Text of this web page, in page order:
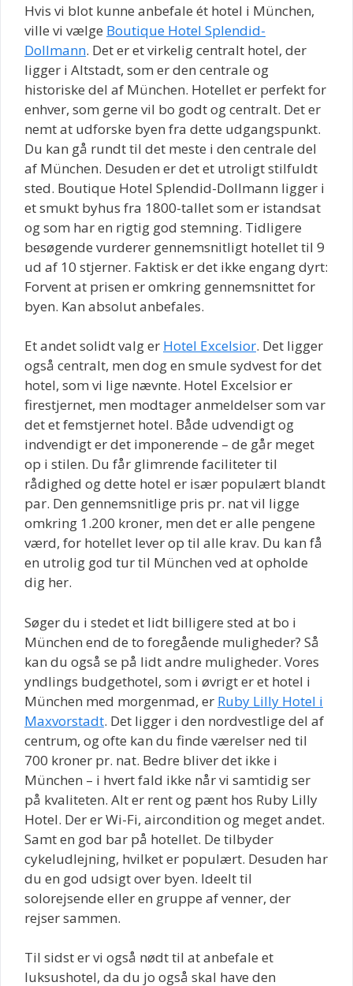
Hvis vi blot kunne anbefale ét hotel i München,
ville vi vælge Boutique Hotel Splendid-
Dollmann. Det er et virkelig centralt hotel, der
ligger i Altstadt, som er den centrale og
historiske del af München. Hotellet er perfekt for
enhver, som gerne vil bo godt og centralt. Det er
nemt at udforske byen fra dette udgangspunkt.
Du kan gå rundt til det meste i den centrale del
af München. Desuden er det et utroligt stilfuldt
sted. Boutique Hotel Splendid-Dollmann ligger i
et smukt byhus fra 1800-tallet som er istandsat
og som har en rigtig god stemning. Tidligere
besøgende vurderer gennemsnitligt hotellet til 9
ud af 10 stjerner. Faktisk er det ikke engang dyrt:
Forvent at prisen er omkring gennemsnittet for
byen. Kan absolut anbefales.
Et andet solidt valg er Hotel Excelsior. Det ligger
også centralt, men dog en smule sydvest for det
hotel, som vi lige nævnte. Hotel Excelsior er
firestjernet, men modtager anmeldelser som var
det et femstjernet hotel. Både udvendigt og
indvendigt er det imponerende – de går meget
op i stilen. Du får glimrende faciliteter til
rådighed og dette hotel er især populært blandt
par. Den gennemsnitlige pris pr. nat vil ligge
omkring 1.200 kroner, men det er alle pengene
værd, for hotellet lever op til alle krav. Du kan få
en utrolig god tur til München ved at opholde
dig her.
Søger du i stedet et lidt billigere sted at bo i
München end de to foregående muligheder? Så
kan du også se på lidt andre muligheder. Vores
yndlings budgethotel, som i øvrigt er et hotel i
München med morgenmad, er Ruby Lilly Hotel i
Maxvorstadt. Det ligger i den nordvestlige del af
centrum, og ofte kan du finde værelser ned til
700 kroner pr. nat. Bedre bliver det ikke i
München – i hvert fald ikke når vi samtidig ser
på kvaliteten. Alt er rent og pænt hos Ruby Lilly
Hotel. Der er Wi-Fi, aircondition og meget andet.
Samt en god bar på hotellet. De tilbyder
cykeludlejning, hvilket er populært. Desuden har
du en god udsigt over byen. Ideelt til
solorejsende eller en gruppe af venner, der
rejser sammen.
Til sidst er vi også nødt til at anbefale et
luksushotel, da du jo også skal have den